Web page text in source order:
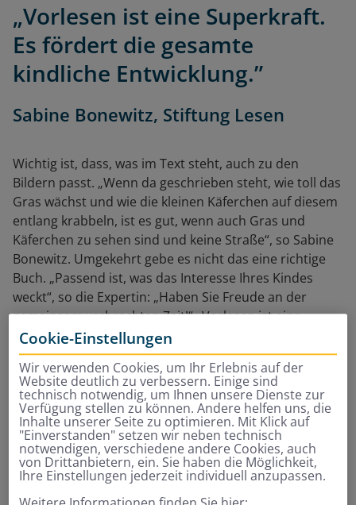
„Vorlesen ist eine Superkraft.
Es fördert die gesamte
kindliche Entwicklung.”
Sabine Bonewitz, Stiftung Lesen
Wichtig ist, dass, was im Text steht, auch zu den
Bildern passt. „Wenn da geschrieben steht, wie toll das
Gras wächst und wie die kleinen Käferchen auf diesem
entlang krabbeln, ist es gut, wenn auch Gras und
Käferchen zu sehen sind und keine Straße“, so Sabine
Bonewitz. Umgekehrt gebe es nicht das eine richtige
Buch. „Passend ist, was das Interesse Ihres Kindes
weckt“, so die Expertin: „Haben Sie Freude an der
gemeinsam verbrachten Zeit!“ „Vorlesen ist eine
Superkraft. Es fördert die gesamte kindliche
Entwicklung“ stellt Sabine Bonewitz begeistert fest.
Pro Tag 15 Minuten Zeit zum
Vorlesen nehmen
Falsch machen können Eltern beim Vorlesen ohnehin
kaum etwas. „Kinder lieben per se die vertraute
Cookie-Einstellungen
Wir verwenden Cookies, um Ihr Erlebnis auf der
Website deutlich zu verbessern. Einige sind
technisch notwendig, um Ihnen unsere Dienste zur
Verfügung stellen zu können. Andere helfen uns, die
Inhalte unserer Seite zu optimieren. Mit Klick auf
"Einverstanden" setzen wir neben technisch
notwendigen, verschiedene andere Cookies, auch
von Drittanbietern, ein. Sie haben die Möglichkeit,
Ihre Einstellungen jederzeit individuell anzupassen.